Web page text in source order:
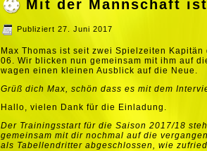
Mit der Mannschaft
Publiziert 27. Juni 2017
Max Thomas ist seit zwei Spielzeiten
06. Wir blicken nun gemeinsam mit ihm auf
wagen einen kleinen Ausblick auf die Neue.
Grüß dich Max, schön dass es mit dem
Hallo, vielen Dank für die Einladung.
Der Trainingsstart für die Saison 2017/18
gemeinsam mit dir nochmal auf die
als Tabellendritter abgeschlossen, wie